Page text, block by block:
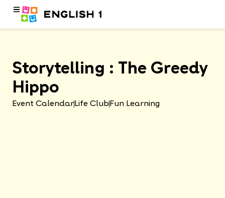
Storytelling : The Greedy
Hippo
Event Calendar Life Club Fun Learning